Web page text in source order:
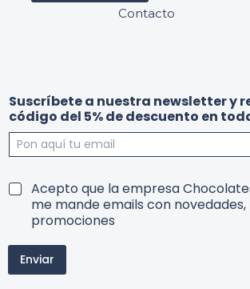
Contacto
e
b
r
i
b
u
c
Suscríbete a nuestra newsletter y
código del 5% de descuento en
u
í
T
i
o
Acepto que la empresa
me mande emails con
promociones
Enviar